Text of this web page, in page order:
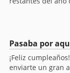
Pasaba por
¡Feliz
enviarte un gran